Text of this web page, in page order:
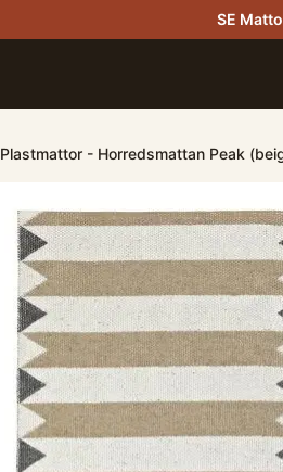
SE
Plastmattor - Horredsmattan Peak